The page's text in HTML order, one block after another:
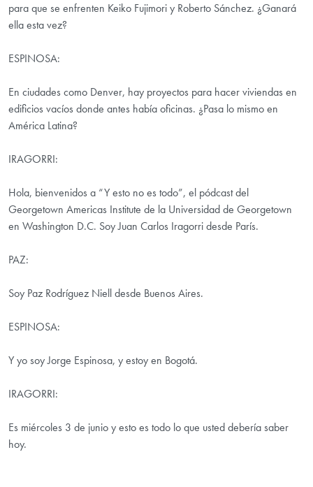
para que se enfrenten Keiko Fujimori y Roberto Sánchez. ¿Ganará
ella esta vez?
ESPINOSA:
En ciudades como Denver, hay proyectos para hacer viviendas en
edificios vacíos donde antes había oficinas. ¿Pasa lo mismo en
América Latina?
IRAGORRI:
Hola, bienvenidos a “Y esto no es todo”, el pódcast del
Georgetown Americas Institute de la Universidad de Georgetown
en Washington D.C. Soy Juan Carlos Iragorri desde París.
PAZ:
Soy Paz Rodríguez Niell desde Buenos Aires.
ESPINOSA:
Y yo soy Jorge Espinosa, y estoy en Bogotá.
IRAGORRI:
Es miércoles 3 de junio y esto es todo lo que usted debería saber
hoy.